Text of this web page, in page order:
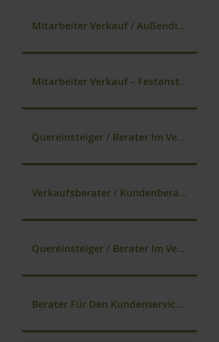
Mitarbeiter Verkauf / Außendienst (m/w/d)
Mitarbeiter Verkauf – Festanstellung (m/w/d)
Quereinsteiger / Berater Im Vertrieb In VZ/TZ (m/w/d)
Verkaufsberater / Kundenberater – Ab Sofort (m/w/d)
Quereinsteiger / Berater Im Vertrieb (m/w/d)
Berater Für Den Kundenservice In VZ/TZ (m/w/d)